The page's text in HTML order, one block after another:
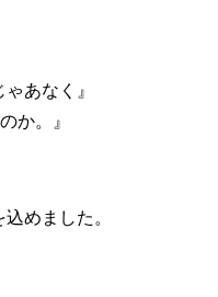
あなく』
か。』
めました。